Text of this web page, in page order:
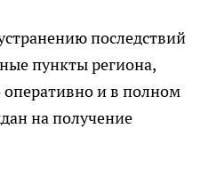
последствий
пункты региона,
оперативно и в полном
на получение